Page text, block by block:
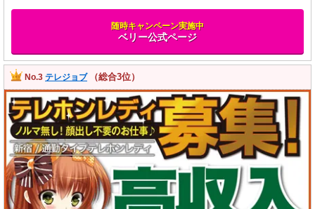
随時キャンペーン実施中
ベリー公式ページ
No.3 テレジョブ （総合3位）